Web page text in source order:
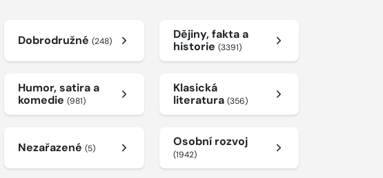
Dobrodružné(248)
Dějiny, fakta a
historie (3391)
Humor, satira a
komedie(981)
Klasická
literatura (356)
Nezařazené(5) Osobní rozvoj
(1942)